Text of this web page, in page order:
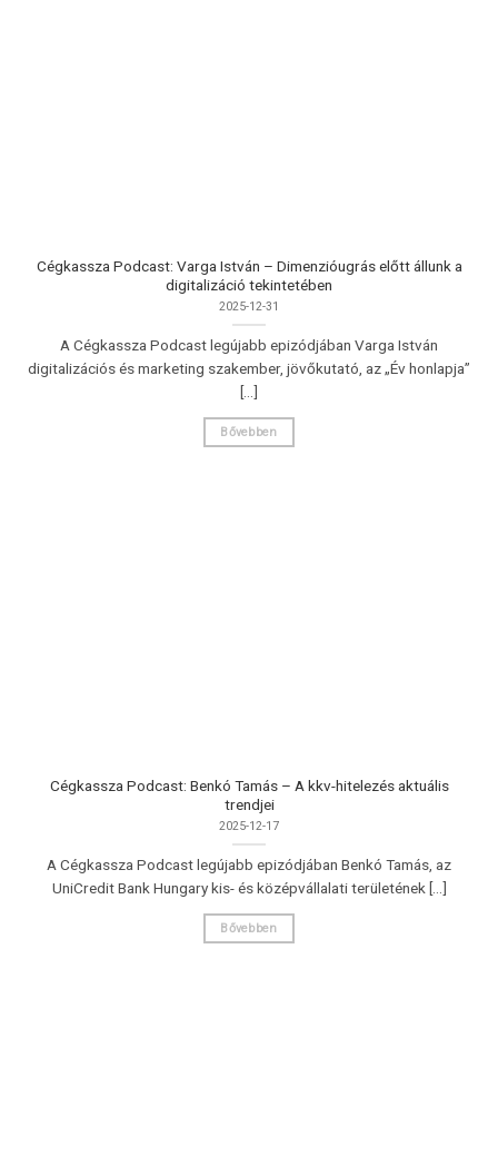
Cégkassza Podcast: Varga István – Dimenzióugrás előtt állunk a
digitalizáció tekintetében
2025-12-31
A Cégkassza Podcast legújabb epizódjában Varga István
digitalizációs és marketing szakember, jövőkutató, az „Év honlapja”
[...]
Bővebben
Cégkassza Podcast: Benkó Tamás – A kkv-hitelezés aktuális
trendjei
2025-12-17
A Cégkassza Podcast legújabb epizódjában Benkó Tamás, az
UniCredit Bank Hungary kis- és középvállalati területének [...]
Bővebben